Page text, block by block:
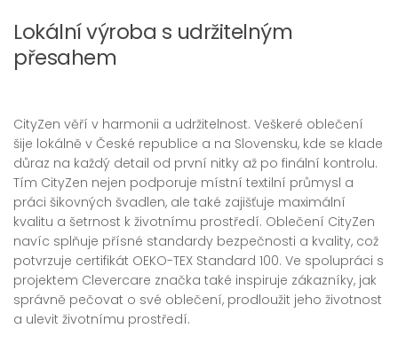
Lokální výroba s udržitelným
přesahem
CityZen věří v harmonii a udržitelnost. Veškeré oblečení
šije lokálně v České republice a na Slovensku, kde se klade
důraz na každý detail od první nitky až po finální kontrolu.
Tím CityZen nejen podporuje místní textilní průmysl a
práci šikovných švadlen, ale také zajišťuje maximální
kvalitu a šetrnost k životnímu prostředí. Oblečení CityZen
navíc splňuje přísné standardy bezpečnosti a kvality, což
potvrzuje certifikát OEKO-TEX Standard 100. Ve spolupráci s
projektem Clevercare značka také inspiruje zákazníky, jak
správně pečovat o své oblečení, prodloužit jeho životnost
a ulevit životnímu prostředí.